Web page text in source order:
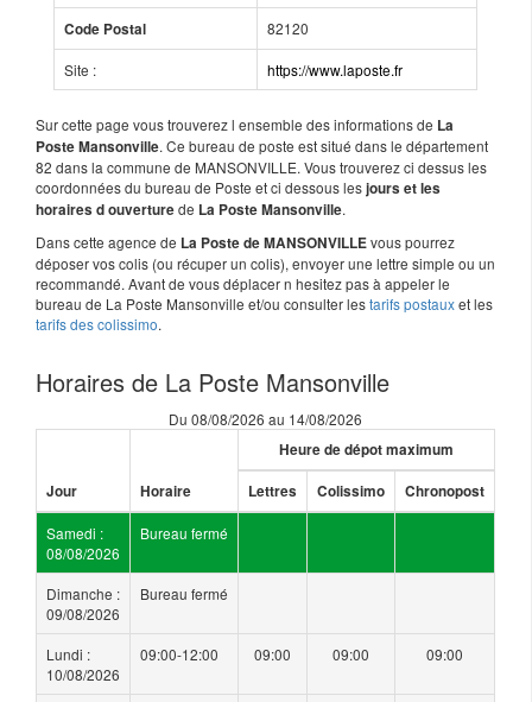
Code Postal 82120
Site : https://www.laposte.fr
Sur cette page vous trouverez l ensemble des informations de La
Poste Mansonville. Ce bureau de poste est situé dans le département
82 dans la commune de MANSONVILLE. Vous trouverez ci dessus les
coordonnées du bureau de Poste et ci dessous lesjours et les
horaires d ouverturede La Poste Mansonville.
Dans cette agence de La Poste de MANSONVILLEvous pourrez
déposer vos colis (ou récuper un colis), envoyer une lettre simple ou un
recommandé. Avant de vous déplacer n hesitez pas à appeler le
bureau de La Poste Mansonville et/ou consulter lestarifs postauxet les
tarifs des colissimo.
Horaires de La Poste Mansonville
Du 08/08/2026 au 14/08/2026
Jour Horaire
Heure de dépot maximum
Lettres Colissimo Chronopost
Samedi :
08/08/2026
Bureau fermé
Dimanche :
09/08/2026
Bureau fermé
Lundi :
10/08/2026
09:00-12:00 09:00 09:00 09:00